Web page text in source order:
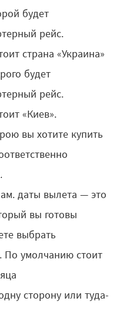
будет
рейс.
страна «Украина»
будет
рейс.
«Киев».
вы хотите купить
даты вылета — это
вы готовы
выбрать
По умолчанию стоит
сторону или туда-